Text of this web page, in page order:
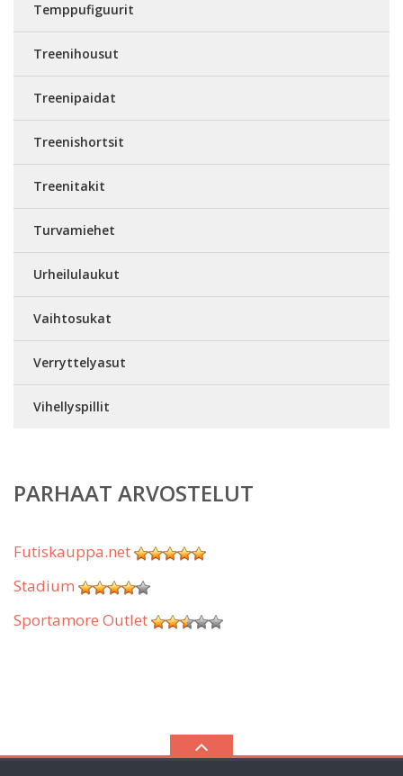
Temppufiguurit
Treenihousut
Treenipaidat
Treenishortsit
Treenitakit
Turvamiehet
Urheilulaukut
Vaihtosukat
Verryttelyasut
Vihellyspillit
PARHAAT ARVOSTELUT
Futiskauppa.net
Stadium
Sportamore Outlet